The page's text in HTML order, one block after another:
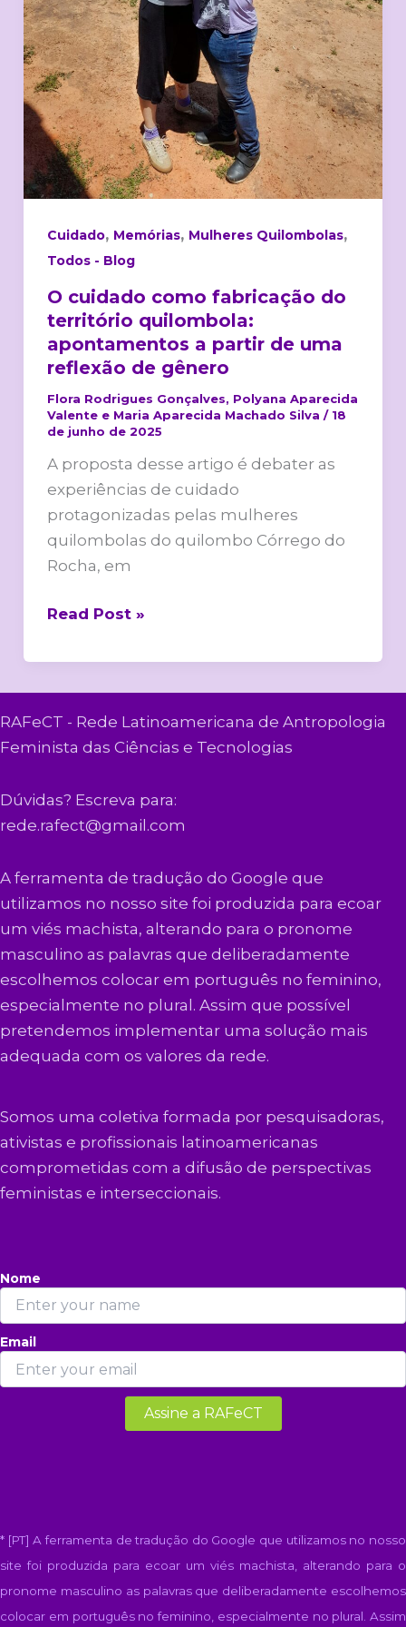
Cuidado, Memórias, Mulheres Quilombolas,
Todos - Blog
O cuidado como fabricação do
território quilombola:
apontamentos a partir de uma
reflexão de gênero
Flora Rodrigues Gonçalves, Polyana Aparecida
Valente e Maria Aparecida Machado Silva / 18
de junho de 2025
A proposta desse artigo é debater as
experiências de cuidado
protagonizadas pelas mulheres
quilombolas do quilombo Córrego do
Rocha, em
uma
reflexão
de
gênero
Read Post »
RAFeCT - Rede Latinoamericana de Antropologia
Feminista das Ciências e Tecnologias
Dúvidas? Escreva para:
rede.rafect@gmail.com
A ferramenta de tradução do Google que
utilizamos no nosso site foi produzida para ecoar
um viés machista, alterando para o pronome
masculino as palavras que deliberadamente
escolhemos colocar em português no feminino,
especialmente no plural. Assim que possível
pretendemos implementar uma solução mais
adequada com os valores da rede.
Somos uma coletiva formada por pesquisadoras,
ativistas e profissionais latinoamericanas
comprometidas com a difusão de perspectivas
feministas e interseccionais.
Nome
Email
* [PT] A ferramenta de tradução do Google que utilizamos no nosso
site foi produzida para ecoar um viés machista, alterando para o
pronome masculino as palavras que deliberadamente escolhemos
colocar em português no feminino, especialmente no plural. Assim